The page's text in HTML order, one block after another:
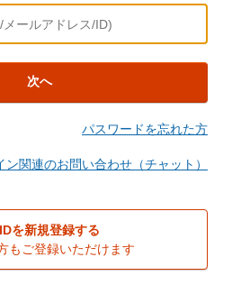
次へ
パスワードを忘れた方
ン関連のお問い合わせ（チャット）
を新規登録する
もご登録いただけます